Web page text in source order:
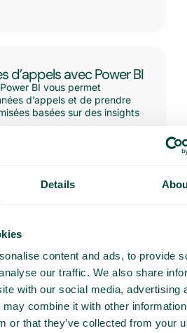
Details
content and ads, to provide
our traffic. We also share
with our social media, advertising
combine it with other
or that they’ve collected from your
d’appels avec Power BI
BI vous permet
d’appels et de prendre
basées sur des insights
de bord pour suivre
tout au long de la journée.
ces tableaux pour
de vos files d’attente ou
ce qui vous offre
claire et permet de mieux